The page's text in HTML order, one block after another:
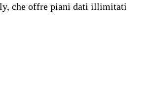
che offre piani dati illimitati